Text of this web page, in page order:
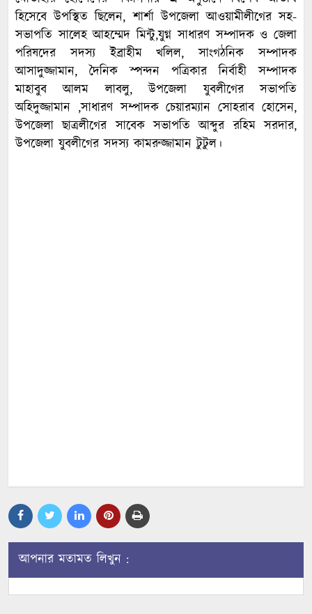
হিসেবে উপস্থিত ছিলেন, শার্শা উপজেলা আওয়ামীলীগের সহ-
সভাপতি সালেহ আহম্মেদ মিন্টু,যুগ্ন সাধারণ সম্পাদক ও জেলা
পরিষদের সদস্য ইব্রাহীম খলিল, সাংগঠনিক সম্পাদক
আসাদুজ্জামান, দৈনিক স্পন্দন পত্রিকার নির্বাহী সম্পাদক
মাহাবুব আলম লাবলু, উপজেলা যুবলীগের সভাপতি
অহিদুজ্জামান ,সাধারণ সম্পাদক চেয়ারম্যান সোহরাব হোসেন,
উপজেলা ছাত্রলীগের সাবেক সভাপতি আব্দুর রহিম সরদার,
উপজেলা যুবলীগের সদস্য কামরুজ্জামান টুটুল।
আপনার মতামত লিখুন :